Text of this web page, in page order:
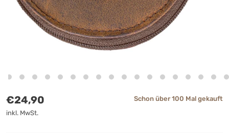
Normaler Preis
€24,90
inkl. MwSt.
Schon über 100 Mal gekauft